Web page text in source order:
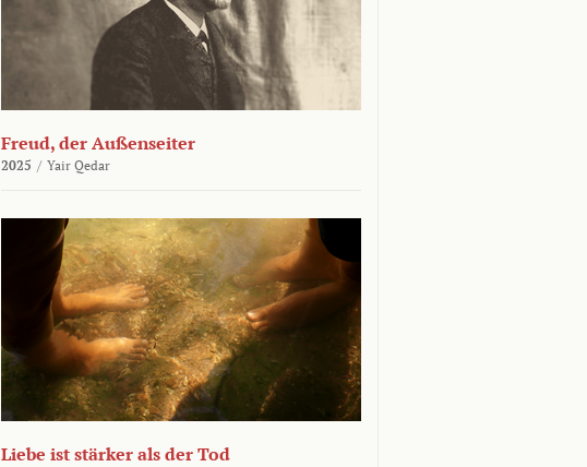
Freud, der Außenseiter
2025 / Yair Qedar
Liebe ist stärker als der Tod